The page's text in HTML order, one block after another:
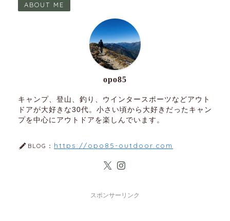
ABOUT ME
opo85
キャンプ、登山、釣り、ウインタースポーツなどアウト
ドアが大好きな30代。小さい頃から大好きだったキャン
プを中心にアウトドアを楽しんでいます。
BLOG： https://opo85-outdoor.com
スポンサーリンク